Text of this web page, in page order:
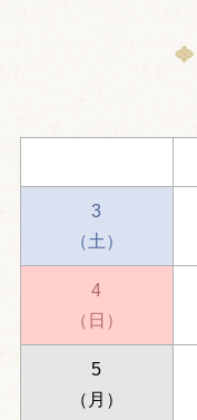
3
（土）
4
（日）
5
（月）